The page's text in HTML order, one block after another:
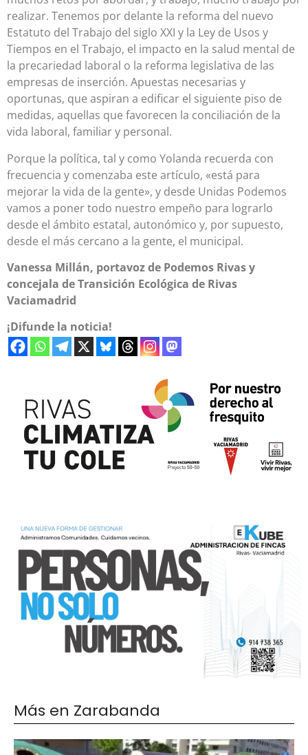
realizar. Tenemos por delante la reforma del nuevo
Estatuto del Trabajo del siglo XXI y la Ley de Usos y
Tiempos en el Trabajo, el impacto en la salud mental de
la precariedad laboral o la reforma legislativa de las
empresas de inserción. Apuestas necesarias y
oportunas, que aspiran a edificar el siguiente piso de
medidas, aquellas que favorecen la conciliación de la
vida laboral, familiar y personal.
Porque la política, tal y como Yolanda recuerda con
frecuencia y comenzaba este artículo, «está para
mejorar la vida de la gente», y desde Unidas Podemos
vamos a poner todo nuestro empeño para lograrlo
desde el ámbito estatal, autonómico y, por supuesto,
desde el más cercano a la gente, el municipal.
Vanessa Millán, portavoz de Podemos Rivas y
concejala de Transición Ecológica de Rivas
Vaciamadrid
¡Difunde la noticia!
Más en Zarabanda